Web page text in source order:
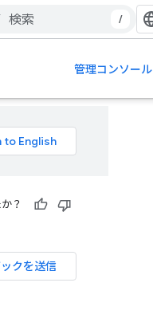
/
管理コンソール
？
クを送信